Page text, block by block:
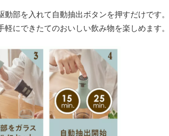
部を入れて自動抽出ボタンを押すだけです。
にできたてのおいしい飲み物を楽しめます。